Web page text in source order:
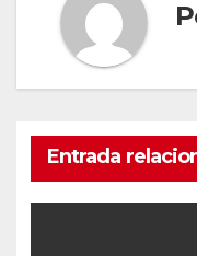
Entrada